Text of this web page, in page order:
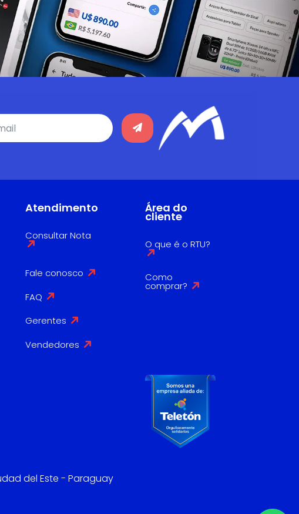
Atendimento
Consultar Nota
Fale conosco
FAQ
Gerentes
Vendedores
Área do
cliente
O que é o RTU?
Como
comprar?
del Este - Paraguay